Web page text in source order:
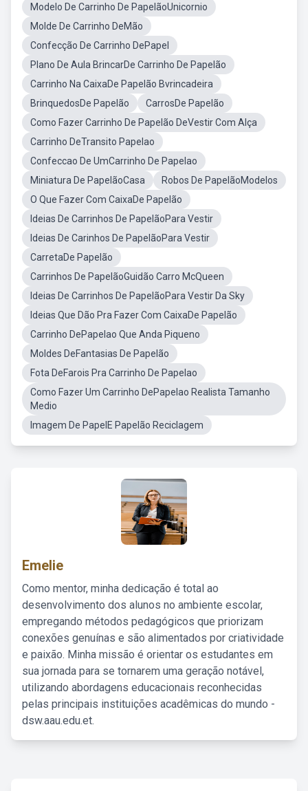
Modelo De Carrinho De PapelãoUnicornio
Molde De Carrinho DeMão
Confecção De Carrinho DePapel
Plano De Aula BrincarDe Carrinho De Papelão
Carrinho Na CaixaDe Papelão Bvrincadeira
BrinquedosDe Papelão
CarrosDe Papelão
Como Fazer Carrinho De Papelão DeVestir Com Alça
Carrinho DeTransito Papelao
Confeccao De UmCarrinho De Papelao
Miniatura De PapelãoCasa
Robos De PapelãoModelos
O Que Fazer Com CaixaDe Papelão
Ideias De Carrinhos De PapelãoPara Vestir
Ideias De Carinhos De PapelãoPara Vestir
CarretaDe Papelão
Carrinhos De PapelãoGuidão Carro McQueen
Ideias De Carrinhos De PapelãoPara Vestir Da Sky
Ideias Que Dão Pra Fazer Com CaixaDe Papelão
Carrinho DePapelao Que Anda Piqueno
Moldes DeFantasias De Papelão
Fota DeFarois Pra Carrinho De Papelao
Como Fazer Um Carrinho DePapelao Realista Tamanho
Medio
Imagem De PapelE Papelão Reciclagem
Emelie
Como mentor, minha dedicação é total ao
desenvolvimento dos alunos no ambiente escolar,
empregando métodos pedagógicos que priorizam
conexões genuínas e são alimentados por criatividade
e paixão. Minha missão é orientar os estudantes em
sua jornada para se tornarem uma geração notável,
utilizando abordagens educacionais reconhecidas
pelas principais instituições acadêmicas do mundo -
dsw.aau.edu.et.